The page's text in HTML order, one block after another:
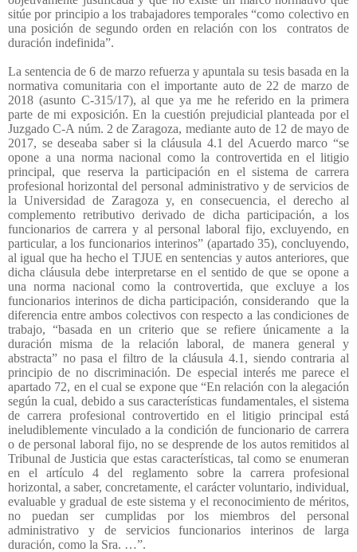
sitúe por principio a los trabajadores temporales “como colectivo en
una posición de segundo orden en relación con los
contratos de
duración indefinida”.
La sentencia de 6 de marzo refuerza y apuntala su tesis basada en la
normativa comunitaria con el importante auto de 22 de marzo de
2018 (asunto C-315/17), al que ya me he referido en la primera
parte de mi exposición. En la cuestión prejudicial planteada por el
Juzgado C-A núm. 2 de Zaragoza, mediante auto de 12 de mayo de
2017, se deseaba saber si la cláusula 4.1 del Acuerdo marco “se
opone a una norma nacional como la controvertida en el litigio
principal, que reserva la participación en el sistema de carrera
profesional horizontal del personal administrativo y de servicios de
la Universidad de Zaragoza y, en consecuencia, el derecho al
complemento retributivo derivado de dicha participación, a los
funcionarios de carrera y al personal laboral fijo, excluyendo, en
particular, a los funcionarios interinos” (apartado 35), concluyendo,
al igual que ha hecho el TJUE en sentencias y autos anteriores, que
dicha cláusula debe interpretarse en el sentido de que se opone a
una norma nacional como la controvertida, que excluye a los
funcionarios interinos de dicha participación, considerando
que la
diferencia entre ambos colectivos con respecto a las condiciones de
trabajo, “basada en un criterio que se refiere únicamente a la
duración misma de la relación laboral, de manera general y
abstracta” no pasa el filtro de la cláusula 4.1, siendo contraria al
principio de no discriminación. De especial interés me parece el
apartado 72, en el cual se expone que “En relación con la alegación
según la cual, debido a sus características fundamentales, el sistema
de carrera profesional controvertido en el litigio principal está
ineludiblemente vinculado a la condición de funcionario de carrera
o de personal laboral fijo, no se desprende de los autos remitidos al
Tribunal de Justicia que estas características, tal como se enumeran
en el artículo 4 del reglamento sobre la carrera profesional
horizontal, a saber, concretamente, el carácter voluntario, individual,
evaluable y gradual de este sistema y el reconocimiento de méritos,
no puedan ser cumplidas por los miembros del personal
administrativo y de servicios funcionarios interinos de larga
duración, como la Sra. …”.